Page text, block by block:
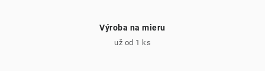
Výroba na mieru
už od 1 ks